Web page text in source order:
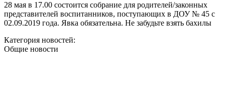
28 мая в 17.00 состоится собрание для родителей/законных
представителей воспитанников, поступающих в ДОУ № 45 с
02.09.2019 года. Явка обязательна. Не забудьте взять бахилы
Категория новостей:
Общие новости